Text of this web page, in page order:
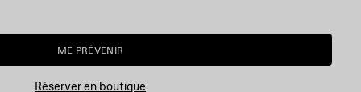
ME
PRÉVENIR
ME PRÉVENIRSÉLECTIONNER
UNE
TAILLE
Réserver en boutique